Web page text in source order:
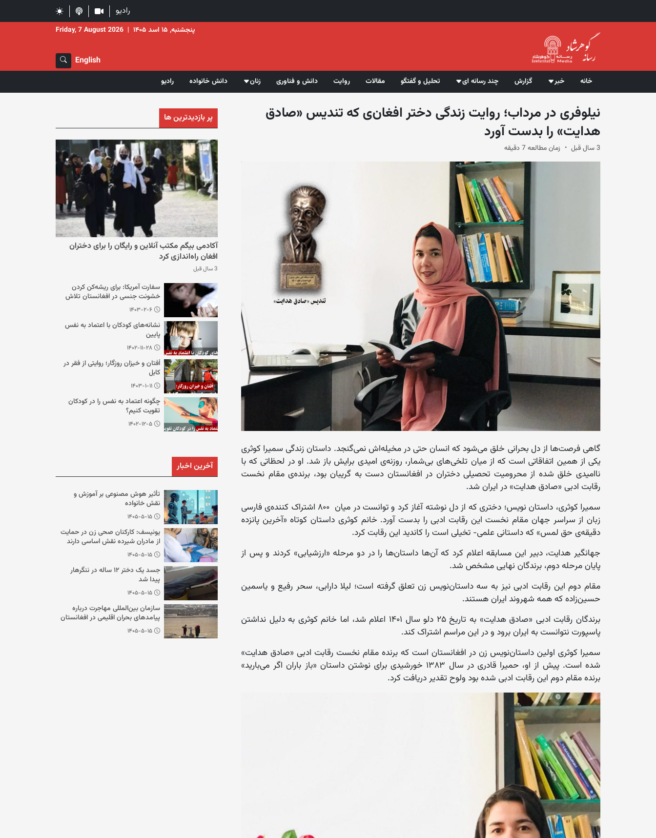
رادیو
پنجشنبه, ۱۵ اسد ۱۴۰۵ |
Friday, 7 August 2026
English
خانه خبر گزارش چند رسانه ای تحلیل و گفتگو مقالات روایت دانش و فناوری زنان دانش خانواده رادیو
نیلوفری در مرداب؛ روایت زندگی دختر افغان‌ی که تندیس «صادق
هدایت» را بدست آورد
3 سال قبل زمان مطالعه 7 دقیقه
گاهی فرصت‌ها از دل بحرانی خلق می‌شود که انسان حتی در مخیله‌اش نمی‌گنجد. داستان زندگی سمیرا کوثری
یکی از همین اتفاقاتی است که از میان تلخی‌های بی‌شمار، روزنه‌‌ی امیدی برایش باز شد. او در لحظاتی که با
ناامیدی خلق شده از محرومیت تحصیلی دختران در افغانستان دست به گریبان بود، برنده‌ی مقام نخست
رقابت ادبی «صادق هدایت» در ایران شد.
سمیرا کوثری، داستان نویس؛ دختری که از دل نوشته آغاز کرد و توانست در میان ۸۰۰ اشتراک کننده‌ی فارسی
زبان از سراسر جهان مقام نخست این رقابت ادبی را بدست آورد. خانم کوثری داستان کوتاه «آخرین پانزده
دقیقه‌ی حق لمس» که داستانی علمی- تخیلی است را کاندید این رقابت کرد.
جهانگیر هدایت، دبیر این مسابقه اعلام کرد که آن‌ها داستان‌ها را در دو مرحله «ارزشیابی» کردند و پس از
پایان مرحله دوم، برندگان نهایی مشخص شد.
مقام دوم این رقابت ادبی نیز به سه داستان‌نویس زن تعلق گرفته است؛ لیلا دارابی، سحر رفیع و یاسمین
حسین‌زاده که همه شهروند ایران هستند.
برندگان رقابت ادبی «صادق هدایت» به تاریخ ۲۵ دلو سال ۱۴۰۱ اعلام شد، اما خانم کوثری به دلیل نداشتن
پاسپورت نتوانست به ایران برود و در این مراسم اشتراک کند.
سمیرا کوثری اولین داستان‌نویس زن در افغانستان است که برنده مقام نخست رقابت ادبی «صادق هدایت»
شده است. پیش از او، حمیرا قادری در سال ۱۳۸۳ خورشیدی برای نوشتن داستان «باز باران اگر می‌بارید»
برنده مقام دوم این رقابت ادبی شده بود ولوح تقدیر دریافت کرد.
پر بازدیدترین ها
آکادمی بیگم مکتب آنلاین و رایگان را برای دختران
افغان راه‌اندازی کرد
3 سال قبل
سفارت آمریکا: برای ریشه‌کن کردن
خشونت جنسی در افغانستان تلاش
می‌کنیم
۱۴۰۳-۲-۶
نشانه‌های کودکان با اعتماد به نفس
پایین
۱۴۰۲-۱۱-۲۸
اُفتان و خیزان روزگار؛ روایتی از فقر در
کابل
۱۴۰۳-۱-۱۱
چگونه اعتماد به نفس را در کودکان
تقویت کنیم؟
۱۴۰۲-۱۲-۵
آخرین اخبار
تأثیر هوش مصنوعی بر آموزش و
نقش خانواده
۱۴۰۵-۵-۱۵
یونیسف: کارکنان صحی زن در حمایت
از مادران شیرده نقش اساسی دارند
۱۴۰۵-۵-۱۵
جسد یک دختر ۱۲ ساله در ننگرهار
پیدا شد
۱۴۰۵-۵-۱۵
سازمان بین‌المللی مهاجرت درباره
پیامدهای بحران اقلیمی در افغانستان
هشدار داد
۱۴۰۵-۵-۱۵